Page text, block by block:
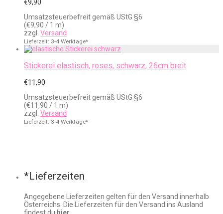
€9,90
Umsatzsteuerbefreit gemäß UStG §6
(€9,90 / 1 m)
zzgl. Versand
Lieferzeit: 3-4 Werktage*
Stickerei elastisch, roses, schwarz, 26cm breit
€11,90
Umsatzsteuerbefreit gemäß UStG §6
(€11,90 / 1 m)
zzgl. Versand
Lieferzeit: 3-4 Werktage*
*Lieferzeiten
Angegebene Lieferzeiten gelten für den Versand innerhalb
Österreichs. Die Lieferzeiten für den Versand ins Ausland